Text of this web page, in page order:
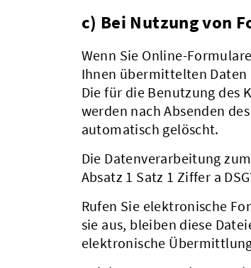
c) Bei Nutzung von
Wenn Sie Online-
Ihnen übermittelten Daten
Die für die Benutzung des
werden nach Absenden
automatisch gelöscht.
Die Datenverarbeitung
Absatz 1 Satz 1 Ziffer a
Rufen Sie elektronische
sie aus, bleiben diese
elektronische